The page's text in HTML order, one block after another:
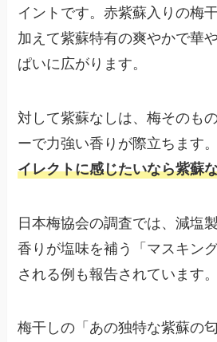
イントです。赤紫蘇入りの梅
加えて紫蘇特有の爽やかで華
ぱいに広がります。
対して紫蘇なしは、梅そのも
ーで力強い香りが際立ちます
イレクトに感じたいなら紫蘇
日本梅協会の調査では、減塩
香りが塩味を補う「マスキン
される例も報告されています。
梅干しの「あの独特な紫蘇の